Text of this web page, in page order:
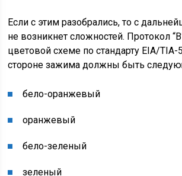
Если с этим разобрались, то с
не возникнет сложностей. Протокол
цветовой схеме по стандарту EIA/TIA-
стороне зажима должны быть
бело-оранжевый
оранжевый
бело-зеленый
зеленый